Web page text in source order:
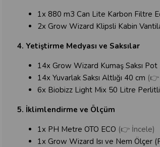
1x 880 m3 Can Lite Karbon Filtre
2x Grow Wizard Klipsli Kabin
4. Yetiştirme Medyası ve Saksılar
14x Grow Wizard Kumaş Saksı
14x Yuvarlak Saksı Altlığı 40 cm
6x Biobizz Light Mix 50 Litre
5. İklimlendirme ve Ölçüm
1x PH Metre OTO ECO (👉 İncele)
1x Grow Wizard Isı ve Nem Ölçer